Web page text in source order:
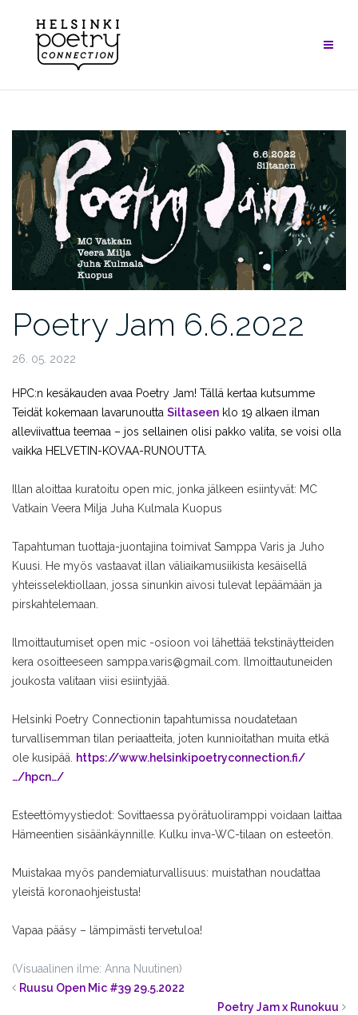
content
Poetry Jam 6.6.2022
26. 05. 2022
HPC:n kesäkauden avaa Poetry Jam! Tällä kertaa kutsumme
Teidät kokemaan lavarunoutta Siltaseen klo 19 alkaen ilman
alleviivattua teemaa – jos sellainen olisi pakko valita, se voisi olla
vaikka HELVETIN-KOVAA-RUNOUTTA.
Illan aloittaa kuratoitu open mic, jonka jälkeen esiintyvät: MC
Vatkain Veera Milja Juha Kulmala Kuopus
Tapahtuman tuottaja-juontajina toimivat Samppa Varis ja Juho
Kuusi. He myös vastaavat illan väliaikamusiikista kesäisellä
yhteisselektiollaan, jossa sinunkin aivosi tulevat lepäämään ja
pirskahtelemaan.
Ilmoittautumiset open mic -osioon voi lähettää tekstinäytteiden
kera osoitteeseen samppa.varis@gmail.com. Ilmoittautuneiden
joukosta valitaan viisi esiintyjää.
Helsinki Poetry Connectionin tapahtumissa noudatetaan
turvallisemman tilan periaatteita, joten kunnioitathan muita etkä
ole kusipää. https://www.helsinkipoetryconnection.fi/
…/hpcn…/
Esteettömyystiedot: Sovittaessa pyörätuoliramppi voidaan laittaa
Hämeentien sisäänkäynnille. Kulku inva-WC-tilaan on esteetön.
Muistakaa myös pandemiaturvallisuus: muistathan noudattaa
yleistä koronaohjeistusta!
Vapaa pääsy – lämpimästi tervetuloa!
(Visuaalinen ilme: Anna Nuutinen)
Ruusu Open Mic #39 29.5.2022
Poetry Jam x Runokuu